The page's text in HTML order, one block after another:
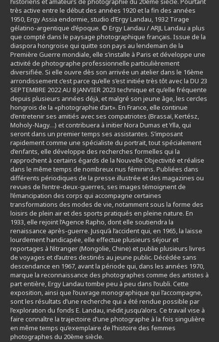
très active entre le début des années 1920 et la fin des années
1950, Ergy Assia endormie, studio d’Ergy Landau, 1932 Tirage
gélatino-argentique d’époque. © Ergy Landau / ARJL Landau a plus
que compté dans le paysage photographique français. Issue de la
diaspora hongroise qui quitte son pays au lendemain de la
Première Guerre mondiale, elle s’installe à Paris et développe une
activité de photographe professionnelle particulièrement
diversifiée. Si elle ouvre dès son arrivée un atelier dans le 16ème
arrondissement c’est parce qu’elle s’est initiée très tôt avec la DU 23
SEPTEMBRE 2022 AU 8 JANVIER 2023 technique et qu’elle fréquente
depuis plusieurs années déjà, et malgré son jeune âge, les cercles
hongrois de la «photographie d’art». En France, elle continue
d’entretenir ses amitiés avec ses compatriotes (Brassaï, Kertész,
Moholy-Nagy…) et contribuera à initier Nora Dumas et Ylla, qui
seront dans un premier temps ses assistantes. S’imposant
rapidement comme une spécialiste du portrait, tout spécialement
d’enfants, elle développe des recherches formelles qui la
rapprochent à certains égards de la Nouvelle Objectivité et réalise
dans le même temps de nombreux nus féminins. Publiées dans
différents périodiques de la presse illustrée et des magazines ou
revues de l’entre-deux-guerres, ses images témoignent de
l’émancipation des corps qui accompagne certaines
transformations des modes de vie, notamment sous la forme des
loisirs de plein air et des sports pratiqués en pleine nature. En
1933, elle rejoint l’Agence Rapho, dont elle soutiendra la
renaissance après-guerre. Jusqu’à l’accident qui, en 1965, la laisse
lourdement handicapée, elle effectue plusieurs séjour et
reportages à l’étranger (Mongolie, Chine) et publie plusieurs livres
de voyages et d’autres destinés au jeune public. Décédée sans
descendance en 1967, avant la période qui, dans les années 1970,
marque la reconnaissance des photographes comme des artistes à
part entière, Ergy Landau tombe peu à peu dans l’oubli. Cette
exposition, ainsi que l’ouvrage monographique qui l’accompagne,
sont les résultats d’une recherche qui a été rendue possible par
l’exploration du fonds E. Landau, inédit jusqu’alors. Ce travail vise à
faire connaître la trajectoire d’une photographe à la fois singulière
en même temps qu’exemplaire de l’histoire des femmes
photographes du 20ème siècle.